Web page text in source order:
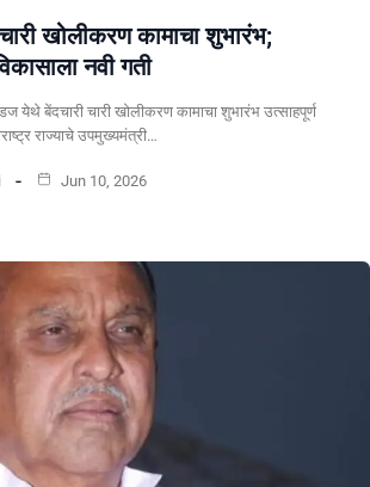
खोलीकरण कामाचा शुभारंभ;
नवी गती
येथे बेंदचारी चारी खोलीकरण कामाचा शुभारंभ उत्साहपूर्ण
राज्याचे उपमुख्यमंत्री…
Jun 10, 2026